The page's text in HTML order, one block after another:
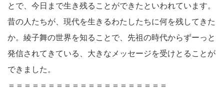
とで、今日まで生き残ることができたといわれています。
昔の人たちが、現代を生きるわたしたちに何を残してきた
か。綾子舞の世界を知ることで、先祖の時代からずーっと
発信されてきている、大きなメッセージを受けとることが
できました。
＝＝＝＝＝＝＝＝＝＝＝＝＝＝＝＝＝＝＝＝